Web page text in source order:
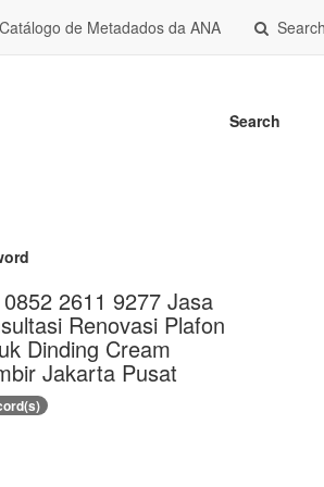
Catálogo de Metadados da ANA
Search
2611 9277 Jasa
Renovasi Plafon
Dinding Cream
Jakarta Pusat